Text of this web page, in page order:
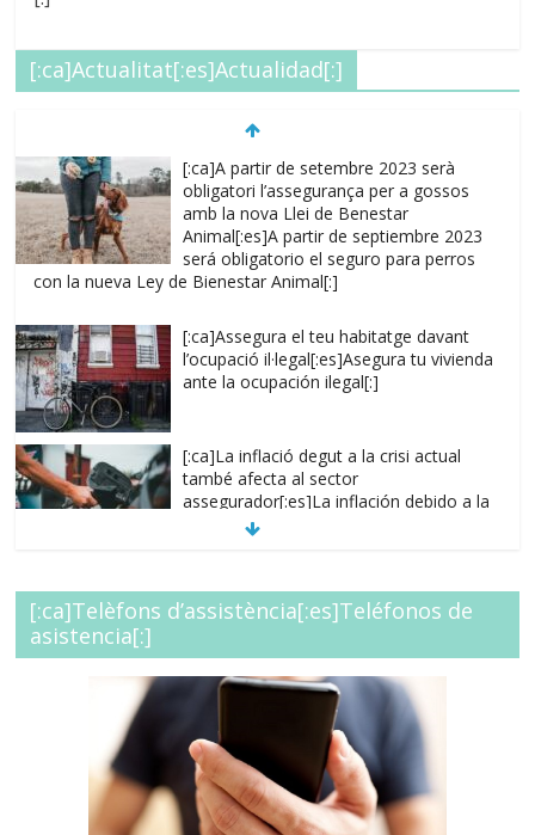
[:ca]Actualitat[:es]Actualidad[:]
[:ca]A partir de setembre 2023 serà
obligatori l’assegurança per a gossos
amb la nova Llei de Benestar
Animal[:es]A partir de septiembre 2023
será obligatorio el seguro para perros
con la nueva Ley de Bienestar Animal[:]
[:ca]Assegura el teu habitatge davant
l’ocupació il·legal[:es]Asegura tu vivienda
ante la ocupación ilegal[:]
[:ca]La inflació degut a la crisi actual
també afecta al sector
assegurador[:es]La inflación debido a la
crisis actual también afecta al sector
[:es]Regulariza tus capitales, evita
situaciones de
d’infrassegurança.[:]
[:ca]Telèfons d’assistència[:es]Teléfonos de
asistencia[:]